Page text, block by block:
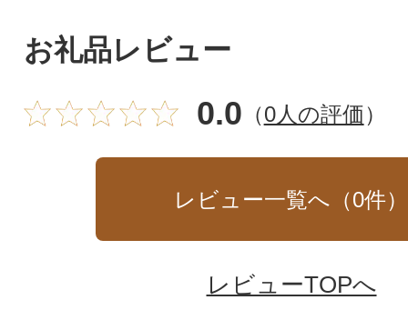
お礼品レビュー
0.0 （0人の評価）
レビュー一覧へ（0件）
レビューTOPへ